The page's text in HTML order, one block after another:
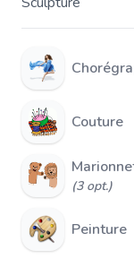
Couture
(3 opt.)
Peinture